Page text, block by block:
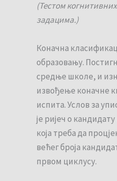
(Тестом
задацима.)
Коначна
образовању.
средње школе, и
извођење коначне
испита. Услов за
је ријеч о
која треба да
већег броја
првом циклусу.